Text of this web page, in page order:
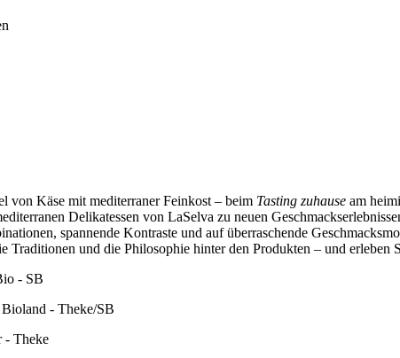
von Käse mit mediterraner Feinkost – beim Tasting zuhause am
Delikatessen von LaSelva zu neuen
spannende Kontraste und auf überraschende
Traditionen und die Philosophie hinter den Produkten – und